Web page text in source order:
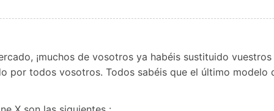
¡muchos de vosotros ya habéis sustituido
por todos vosotros. Todos sabéis que el último modelo